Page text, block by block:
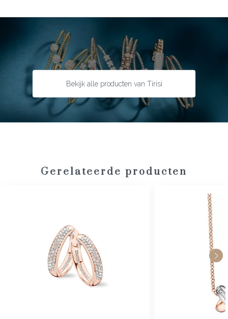
Bekijk alle producten van Tirisi
Gerelateerde producten